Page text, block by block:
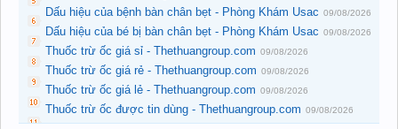
Dấu hiệu của bệnh bàn chân bẹt - Phòng Khám Usac 09/08/2026
Dấu hiệu của bé bị bàn chân bẹt - Phòng Khám Usac 09/08/2026
Thuốc trừ ốc giá sỉ - Thethuangroup.com 09/08/2026
Thuốc trừ ốc giá rẻ - Thethuangroup.com 09/08/2026
Thuốc trừ ốc giá lẻ - Thethuangroup.com 09/08/2026
Thuốc trừ ốc được tin dùng - Thethuangroup.com 09/08/2026